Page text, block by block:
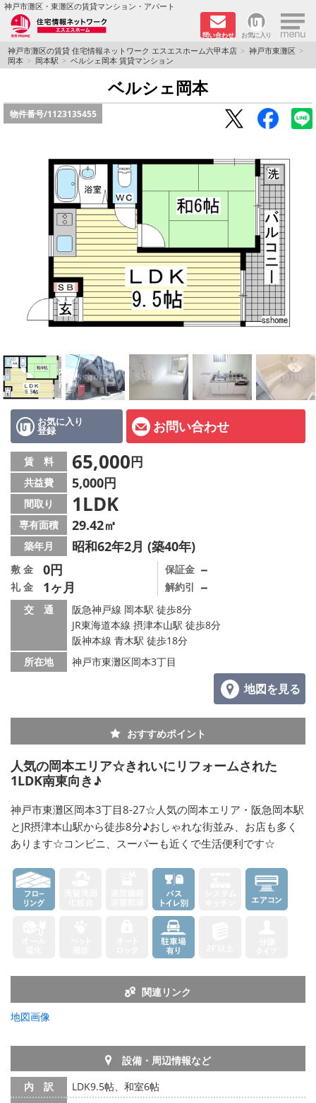
神戸市灘区・東灘区の賃貸マンション・アパート
問い合わせ お気に入り ×
TOPページ
学生さん向け物件
ペット飼育可物件
路線·駅から探す
地域から探す
地図から探す
店舗情報·アクセス
会社概要
メールでお問い合わせ
神戸市灘区の賃貸 住宅情報ネットワーク エスエスホーム六甲本店
神戸市東灘区
岡本
岡本駅 ベルシェ岡本 賃貸マンション
ベルシェ岡本
物件番号/1123135455
お気に入り
登録 お問い合わせ
賃 料 65,000円
共益費 5,000円
間取り 1LDK
専有面積 29.42㎡
築年月 昭和62年2月 (築40年)
敷 金 0円
礼 金 1ヶ月
保証金 －
解約引 －
交 通
阪急神戸線 岡本駅 徒歩8分
JR東海道本線 摂津本山駅 徒歩8分
阪神本線 青木駅 徒歩18分
所在地
神戸市東灘区岡本3丁目
地図を見る
おすすめポイント
人気の岡本エリア☆きれいにリフォームされた
1LDK南東向き♪
神戸市東灘区岡本3丁目8-27☆人気の岡本エリア・阪急岡本駅
とJR摂津本山駅から徒歩8分♪おしゃれな街並み、お店も多く
あります☆コンビニ、スーパーも近くで生活便利です☆
関連リンク
地図画像
設備・周辺情報など
内 訳
LDK9.5帖、和室6帖